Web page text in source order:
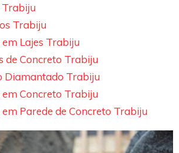
Trabiju
Trabiju
Lajes Trabiju
de Concreto Trabiju
Diamantado Trabiju
em Concreto Trabiju
Parede de Concreto Trabiju